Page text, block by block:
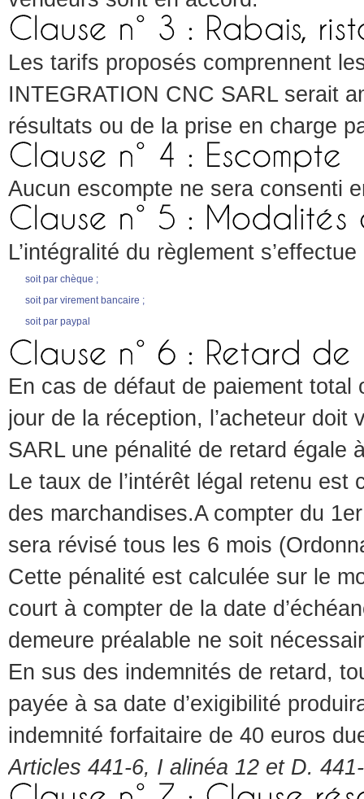
Les tarifs proposés comprennent
INTEGRATION CNC SARL serait
résultats ou de la prise en charge
Aucun escompte ne sera consenti
L’intégralité du règlement
soit par chèque ;
soit par virement bancaire ;
soit par paypal
En cas de défaut de paiement
jour de la réception, l’acheteur
SARL une pénalité de retard égale
Le taux de l’intérêt légal retenu
des marchandises.A compter du
sera révisé tous les 6 mois
Cette pénalité est calculée sur le
court à compter de la date
demeure préalable ne soit
En sus des indemnités de retard,
payée à sa date d’exigibilité
indemnité forfaitaire de 40 euros
Articles 441-6, I alinéa 12 et D.